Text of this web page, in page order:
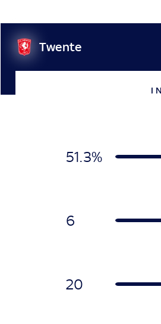
Twente
I
51.3%
6
20